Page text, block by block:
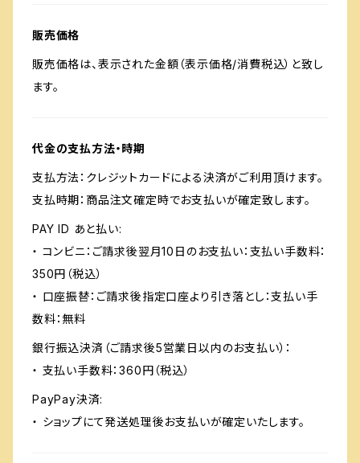
販売価格
販売価格は、表示された金額（表示価格/消費税込）と致し
ます。
代金の支払方法・時期
支払方法：クレジットカードによる決済がご利用頂けます。
支払時期：商品注文確定時でお支払いが確定致します。
PAY ID あと払い:
・ コンビニ：ご請求後翌月10日のお支払い：支払い手数料：
350円（税込）
・ 口座振替：ご請求後指定口座より引き落とし：支払い手
数料：無料
銀行振込決済（ご請求後5営業日以内のお支払い）：
・ 支払い手数料：360円（税込）
PayPay決済:
・ ショップにて発送処理後お支払いが確定いたします。